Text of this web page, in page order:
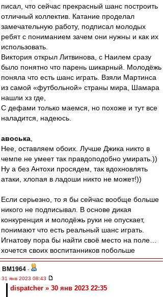
писал, что сейчас прекрасный шанс построить
отличный коллектив. Катание проделал
замечательную работу, подписал молодых
ребят с пониманием зачем они нужны и как их
использовать.
Виктория открыл Литвинова, с Наилем сразу
было понятно что парень шикарный. Молодёжь
поняла что есть шанс играть. Взяли Мартинса
из самой «футбольной» страны мира, Шамара
нашли хз где,
С дефами только маемся, но похоже и тут все
наладится, надеюсь.
авоська
Нее, оставляем обоих. Лучше Джика никто в
чемпе не умеет так правдоподобно умирать.))
Ну а без Антохи просядем, так вдохновлять
атаки, хлопая в ладоши никто не может!))
Если серьезно, то я бы сейчас вообще больше
никого не подписывал. В основе дикая
конкуренция и молодёжь руки не опускает,
понимают что есть реальный шанс играть.
Игнатову пора бы найти своё место на поле…
хочется своих воспитанников побольше
BM1964 -
31 янв 2023 08:43
dispatcher » 30 янв 2023 22:35